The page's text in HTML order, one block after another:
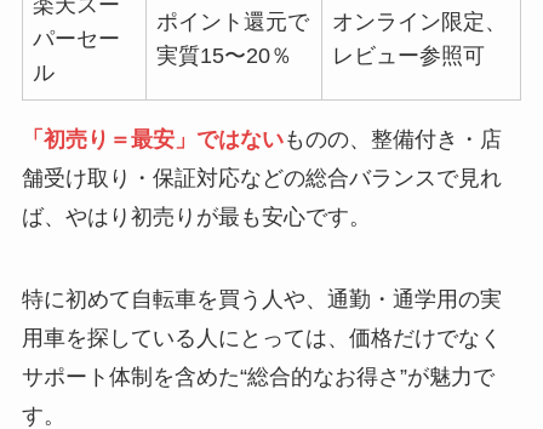
パーセー
ル
ポイント還元で
実質15〜20％
オンライン限定、
レビュー参照可
「初売り＝最安」ではないものの、整備付き・店
舗受け取り・保証対応などの総合バランスで見れ
ば、やはり初売りが最も安心です。
特に初めて自転車を買う人や、通勤・通学用の実
用車を探している人にとっては、価格だけでなく
サポート体制を含めた“総合的なお得さ”が魅力で
す。